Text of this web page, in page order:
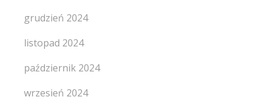
grudzień 2024
listopad 2024
październik 2024
wrzesień 2024